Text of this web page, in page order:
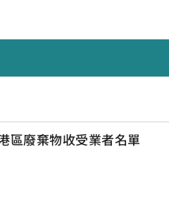
區廢棄物收受業者名單